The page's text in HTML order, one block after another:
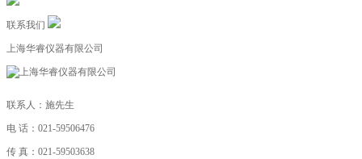
联系我们
上海华睿仪器有限公司
联系人：施先生
电 话：021-59506476
传 真：021-59503638